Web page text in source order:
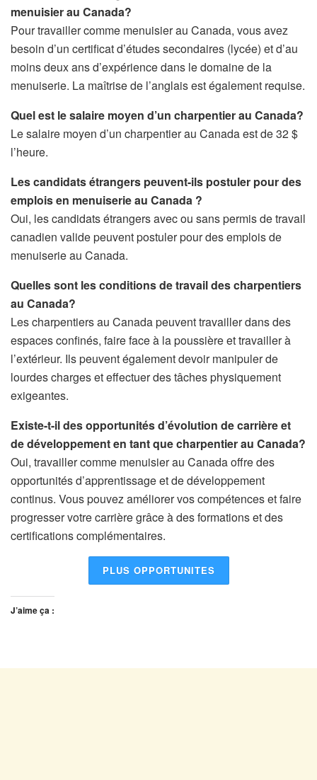
menuisier au Canada?
Pour travailler comme menuisier au Canada, vous avez
besoin d’un certificat d’études secondaires (lycée) et d’au
moins deux ans d’expérience dans le domaine de la
menuiserie. La maîtrise de l’anglais est également requise.
Quel est le salaire moyen d’un charpentier au Canada?
Le salaire moyen d’un charpentier au Canada est de 32 $
l’heure.
Les candidats étrangers peuvent-ils postuler pour des
emplois en menuiserie au Canada ?
Oui, les candidats étrangers avec ou sans permis de travail
canadien valide peuvent postuler pour des emplois de
menuiserie au Canada.
Quelles sont les conditions de travail des charpentiers
au Canada?
Les charpentiers au Canada peuvent travailler dans des
espaces confinés, faire face à la poussière et travailler à
l’extérieur. Ils peuvent également devoir manipuler de
lourdes charges et effectuer des tâches physiquement
exigeantes.
Existe-t-il des opportunités d’évolution de carrière et
de développement en tant que charpentier au Canada?
Oui, travailler comme menuisier au Canada offre des
opportunités d’apprentissage et de développement
continus. Vous pouvez améliorer vos compétences et faire
progresser votre carrière grâce à des formations et des
certifications complémentaires.
PLUS OPPORTUNITES
J’aime ça :